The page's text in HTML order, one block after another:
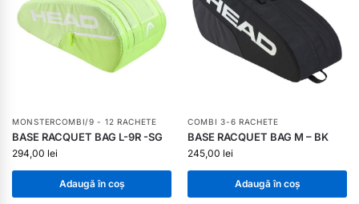
MONSTERCOMBI/9 - 12 RACHETE
BASE RACQUET BAG L-9R -SG
294,00 lei
Adaugă în coș
COMBI 3-6 RACHETE
BASE RACQUET BAG M – BK
245,00 lei
Adaugă în coș